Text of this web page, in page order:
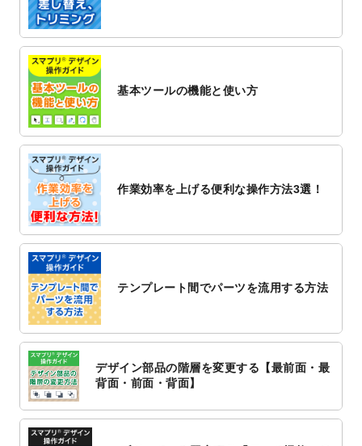
2022/12/1
2022/11/25
【新商品】封筒が作成できるようになりま
2022/11/25
【新商品】クリアファイルが作成できるよ
2022/11/4
しました。
2022/10/26
レートを追加しました。
2022/10/26
追加しました。
2022/10/20
2022/10/14
年賀ポスターのデザインテンプレートを公
2022/10/6
チラシ作成からポスティング配布注文まで
2022/10/1
2023年版1月始まりのカレンダーデザイン
2022/9/21
コンサートのチラシデザインテンプレート
基本ツールの機能と使い方
作業効率を上げる便利な操作方法3選！
テンプレート間でパーツを流用する方法
デザイン部品の階層を変更する【最前面・最
背面・前面・背面】